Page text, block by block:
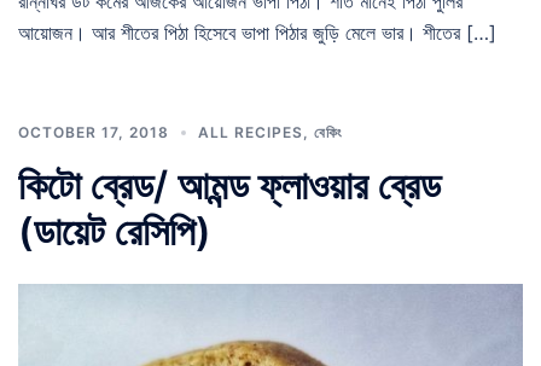
আয়োজন। আর শীতের পিঠা হিসেবে ভাপা পিঠার জুড়ি মেলে ভার। শীতের […]
OCTOBER 17, 2018 ALL RECIPES বেকিং
কিটো ব্রেড/ আমন্ড ফ্লাওয়ার ব্রেড
(ডায়েট রেসিপি)